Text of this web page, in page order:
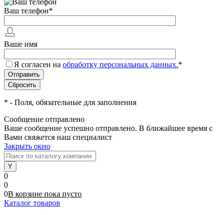
Ваш телефон*
Ваше имя
Я согласен на обработку персональных данных.*
* - Поля, обязательные для заполнения
Сообщение отправлено
Ваше сообщение успешно отправлено. В ближайшее время с
Вами свяжется наш специалист
Закрыть окно
0
0
0В корзине пока пусто
Каталог товаров